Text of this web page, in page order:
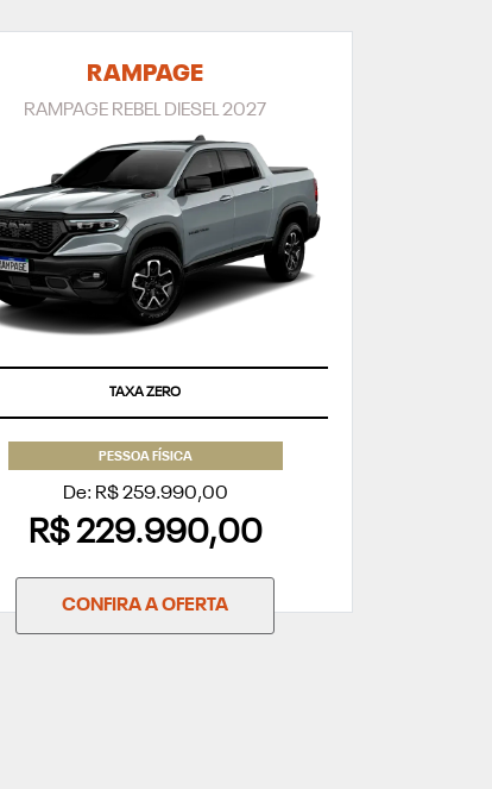
RAMPAGE
RAMPAGE REBEL DIESEL 2027
TAXA ZERO
PESSOA FÍSICA
De: R$ 259.990,00
R$ 229.990,00
CONFIRA A OFERTA